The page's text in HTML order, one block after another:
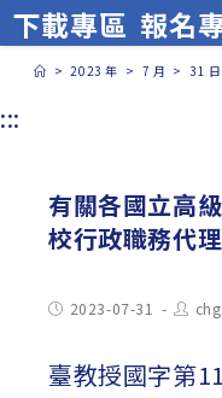
容下載專區 報名
> 2023 年 > 7 月 > 31 日
:::
有關各國立高
校行政職務代
Post2023-07-31
Post
author:
臺教授國字第